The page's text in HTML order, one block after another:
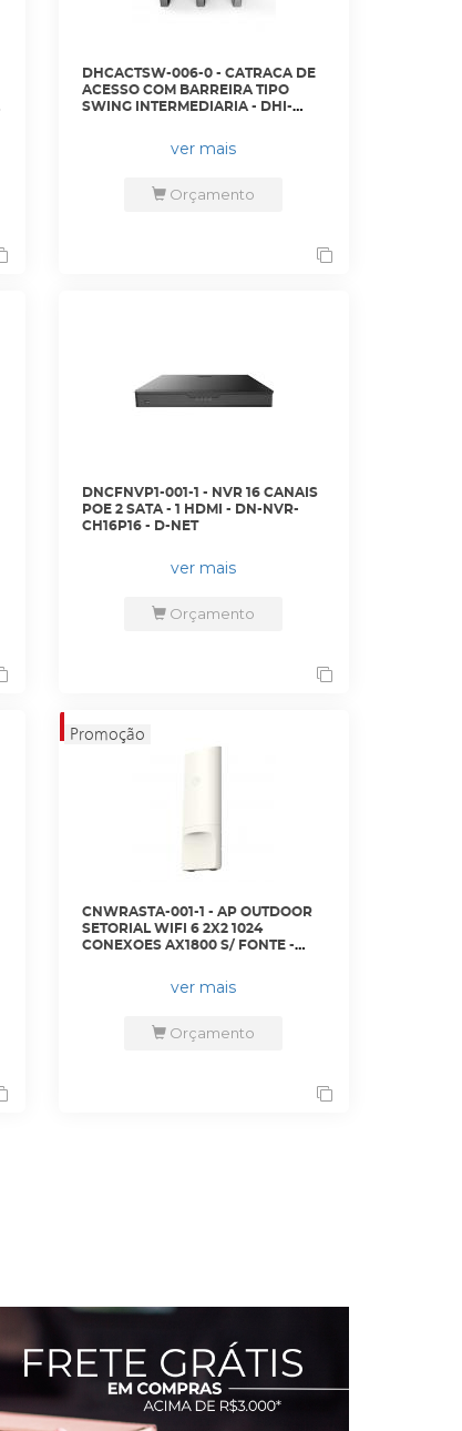
DHCACTSW-006-0 - CATRACA DE
ACESSO COM BARREIRA TIPO
SWING INTERMEDIARIA - DHI-
ver mais
Orçamento
DNCFNVP1-001-1 - NVR 16 CANAIS
POE 2 SATA - 1 HDMI - DN-NVR-
CH16P16 - D-NET
ver mais
Orçamento
CNWRASTA-001-1 - AP OUTDOOR
SETORIAL WIFI 6 2X2 1024
CONEXOES AX1800 S/ FONTE -
ver mais
Orçamento